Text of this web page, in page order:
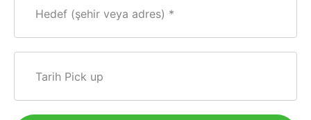
Hedef (şehir veya adres)
Tarih Pick up